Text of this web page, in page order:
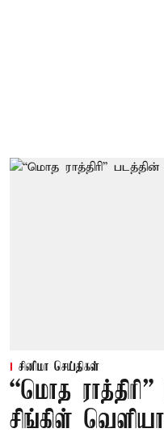
சினிமா செய்திகள்
“மொத
சிங்கிள்